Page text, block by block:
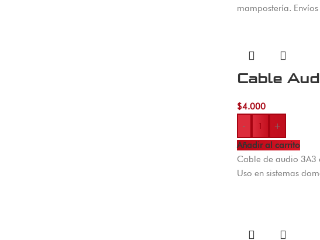
mampostería.
Cable
$4.000
-
+
Añadir al carrito
Cable de audio 3A3
Uso en sistemas